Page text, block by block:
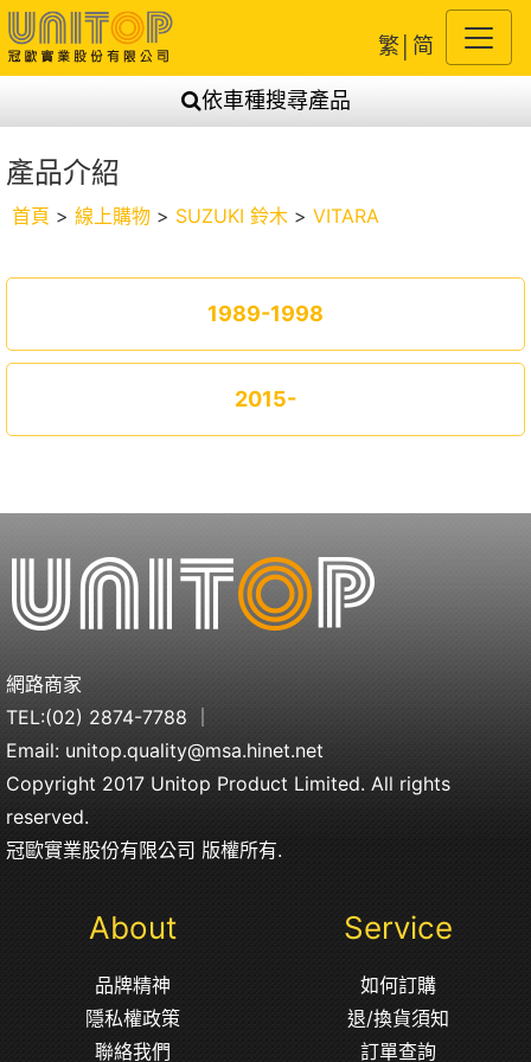
繁 简
依車種搜尋產品
產品介紹
首頁 > 線上購物 > SUZUKI 鈴木 > VITARA
1989-1998
2015-
網路商家
TEL:(02) 2874-7788
Email: unitop.quality@msa.hinet.net
Copyright 2017 Unitop Product Limited. All rights
reserved.
冠歐實業股份有限公司 版權所有.
About
品牌精神
隱私權政策
聯絡我們
Service
如何訂購
退/換貨須知
訂單查詢